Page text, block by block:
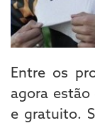
Entre os
agora estão
e gratuito.